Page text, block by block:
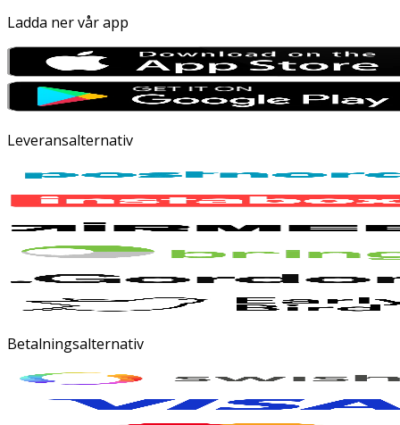
Ladda ner vår app
Leveransalternativ
Betalningsalternativ